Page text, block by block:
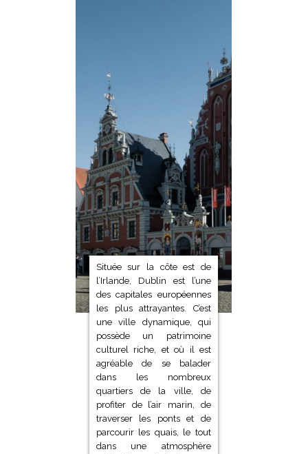
Située sur la côte est de
l’Irlande, Dublin est l’une
des capitales européennes
les plus attrayantes. C’est
une ville dynamique, qui
possède un patrimoine
culturel riche, et où il est
agréable de se balader
dans les nombreux
quartiers de la ville, de
profiter de l’air marin, de
traverser les ponts et de
parcourir les quais, le tout
dans une atmosphère